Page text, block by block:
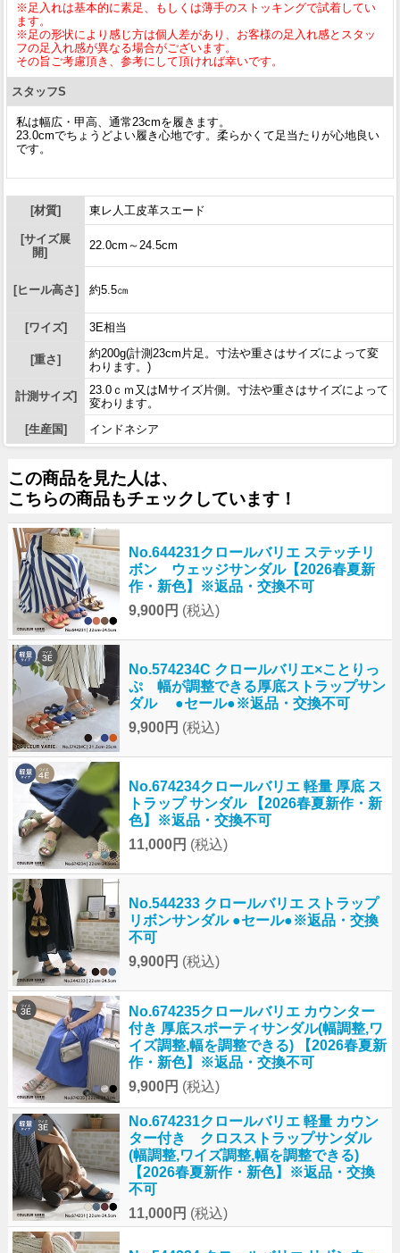
※足入れは基本的に素足、もしくは薄手のストッキングで試着してい
ます。
※足の形状により感じ方は個人差があり、お客様の足入れ感とスタッ
フの足入れ感が異なる場合がございます。
その旨ご考慮頂き、参考にして頂ければ幸いです。
スタッフS
私は幅広・甲高、通常23cmを履きます。
23.0cmでちょうどよい履き心地です。柔らかくて足当たりが心地良い
です。
[材質] 東レ人工皮革スエード
[サイズ展
開]
22.0cm～24.5cm
[ヒール高さ] 約5.5㎝
[ワイズ] 3E相当
[重さ]
約200g(計測23cm片足。寸法や重さはサイズによって変
わります。)
計測サイズ]
23.0ｃｍ又はMサイズ片側。寸法や重さはサイズによって
変わります。
[生産国]
インドネシア
この商品を見た人は、
こちらの商品もチェックしています！
No.644231クロールバリエ ステッチリ
ボン ウェッジサンダル【2026春夏新
作・新色】※返品・交換不可
9,900円 (税込)
No.574234C クロールバリエ×ことりっ
ぷ 幅が調整できる厚底ストラップサン
ダル ●セール●※返品・交換不可
9,900円 (税込)
No.674234クロールバリエ 軽量 厚底 ス
トラップ サンダル 【2026春夏新作・新
色】※返品・交換不可
11,000円 (税込)
No.544233 クロールバリエ ストラップ
リボンサンダル ●セール●※返品・交換
不可
9,900円 (税込)
No.674235クロールバリエ カウンター
付き 厚底スポーティサンダル(幅調整,ワ
イズ調整,幅を調整できる) 【2026春夏新
作・新色】※返品・交換不可
9,900円 (税込)
No.674231クロールバリエ 軽量 カウン
ター付き クロスストラップサンダル
(幅調整,ワイズ調整,幅を調整できる)
【2026春夏新作・新色】※返品・交換
不可
11,000円 (税込)